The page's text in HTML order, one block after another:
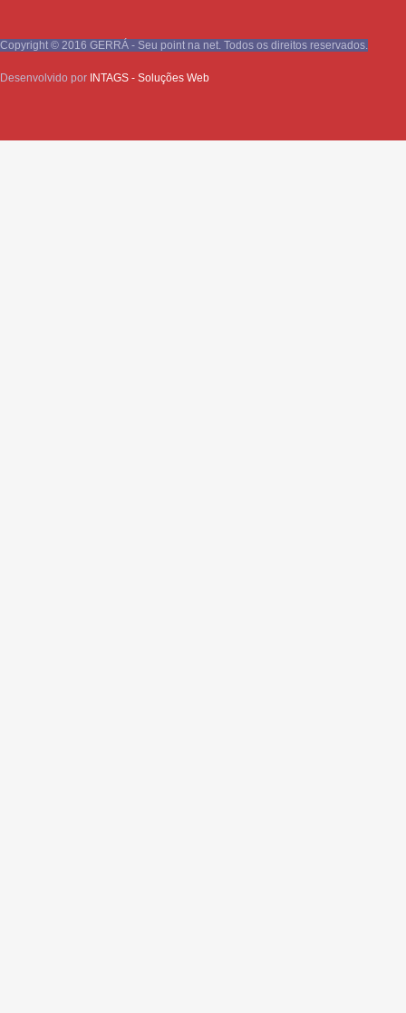
Copyright © 2016 GERRÁ - Seu point na net. Todos os direitos reservados.
Desenvolvido por INTAGS - Soluções Web